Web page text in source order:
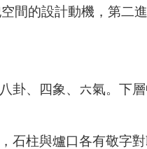
間的設計動機，第二
卦、四象、六氣。下
石柱與爐口各有敬字